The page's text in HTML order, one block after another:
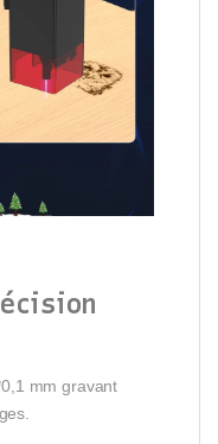
mm gravant